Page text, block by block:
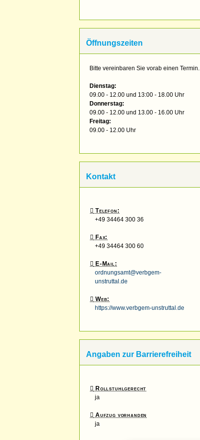
Öffnungszeiten
Bitte vereinbaren Sie vorab einen Termin.
Dienstag:
09.00 - 12.00 und 13:00 - 18.00 Uhr
Donnerstag:
09.00 - 12.00 und 13.00 - 16.00 Uhr
Freitag:
09.00 - 12.00 Uhr
Kontakt
Telefon:
+49 34464 300 36
Fax:
+49 34464 300 60
E-Mail:
ordnungsamt@verbgem-
unstruttal.de
Web:
https://www.verbgem-unstruttal.de
Angaben zur Barrierefreiheit
Rollstuhlgerecht
ja
Aufzug vorhanden
ja